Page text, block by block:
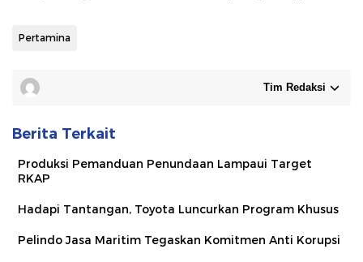
Pertamina
Tim Redaksi
Berita Terkait
Produksi Pemanduan Penundaan Lampaui Target
RKAP
Hadapi Tantangan, Toyota Luncurkan Program Khusus
Pelindo Jasa Maritim Tegaskan Komitmen Anti Korupsi